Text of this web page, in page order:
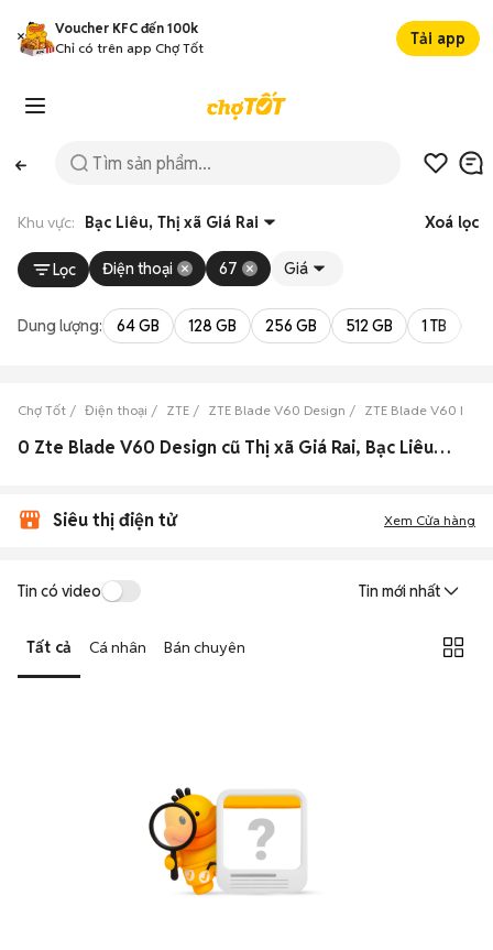
Voucher KFC đến 100k
Chỉ có trên app Chợ Tốt
Tải app
Khu vực: Bạc Liêu, Thị xã Giá Rai Xoá lọc
Lọc Điện thoại 67 Giá
Dung lượng: 64 GB 128 GB 256 GB 512 GB 1 TB
Chợ Tốt Điện thoại ZTE ZTE Blade V60 Design ZTE Blade V60
0 Zte Blade V60 Design cũ Thị xã Giá Rai, Bạc Liêu đẹp
Siêu thị điện tử Xem Cửa hàng
Tin có video Tin mới nhất
Tất cả Cá nhân Bán chuyên